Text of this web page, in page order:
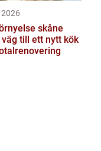
skåne
till ett nytt kök